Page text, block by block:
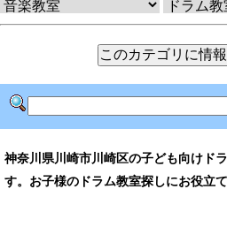
神奈川県川崎市川崎区の子ども向けド
す。お子様のドラム教室探しにお役立